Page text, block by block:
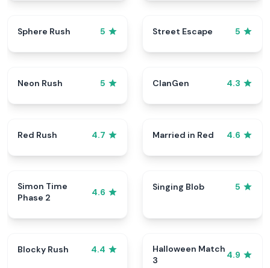
Sphere Rush 5 Street Escape 5
Neon Rush 5 ClanGen 4.3
Red Rush 4.7 Married in Red 4.6
Simon Time
Phase 2
4.6
Singing Blob 5
Blocky Rush 4.4
Halloween Match
3
4.9